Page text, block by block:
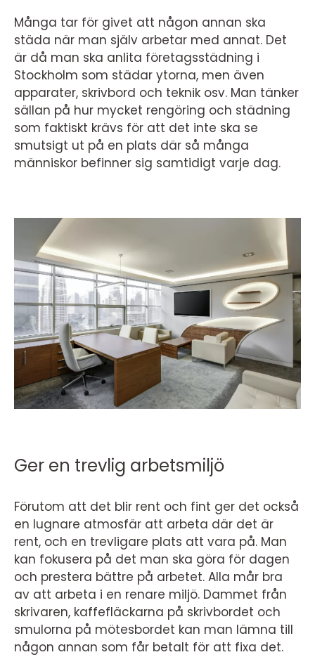
Många tar för givet att någon annan ska
städa när man själv arbetar med annat. Det
är då man ska anlita företagsstädning i
Stockholm som städar ytorna, men även
apparater, skrivbord och teknik osv. Man tänker
sällan på hur mycket rengöring och städning
som faktiskt krävs för att det inte ska se
smutsigt ut på en plats där så många
människor befinner sig samtidigt varje dag.
Ger en trevlig arbetsmiljö
Förutom att det blir rent och fint ger det också
en lugnare atmosfär att arbeta där det är
rent, och en trevligare plats att vara på. Man
kan fokusera på det man ska göra för dagen
och prestera bättre på arbetet. Alla mår bra
av att arbeta i en renare miljö. Dammet från
skrivaren, kaffefläckarna på skrivbordet och
smulorna på mötesbordet kan man lämna till
någon annan som får betalt för att fixa det.